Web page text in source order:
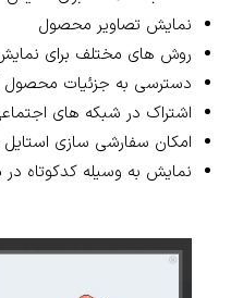
نمایش تصاویر محصول
روش های مختلف برای
دسترسی به جزئیات محصول
اشتراک در شبکه های
امکان سفارشی سازی استایل
نمایش به وسیله کدکوتاه